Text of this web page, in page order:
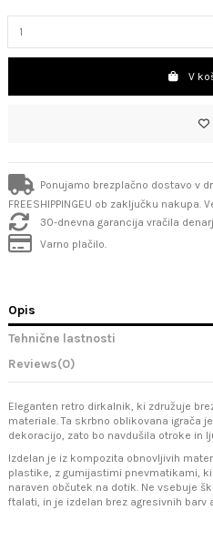
V
Ponujamo brezplačno dostavo v
FREESHIPPINGEU ob zaključku nakupa.
30-dnevna garancija vračila
Varno plačilo.
Opis
Tehnične lastnosti
Reviews(0)
Eleganten retro dirkalnik, ki združuje
materiale. Ta skrbno oblikovana igrača
dekoracijo, zato bo navdušila otroke in
Izdelan je iz kompozita obnovljivih
plastike, z gumijastimi pnevmatikami,
naraven občutek na dotik. Ne vsebuje
ftalati, in je izdelan brez agresivnih barv